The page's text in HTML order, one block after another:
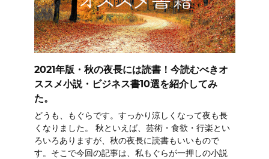
2021年版・秋の夜長には読書！今読むべきオ
ススメ小説・ビジネス書10選を紹介してみ
た。
どうも、もぐらです。すっかり涼しくなって夜も長
くなりました。 秋といえば、芸術・食欲・行楽とい
ろいろありますが、秋の夜長に読書もいいもので
す。そこで今回の記事は、私もぐらが一押しの小説